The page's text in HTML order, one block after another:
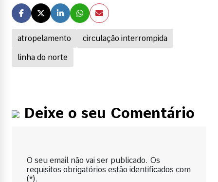
atropelamento circulação interrompida
linha do norte
Deixe o seu Comentário
O seu email não vai ser publicado. Os
requisitos obrigatórios estão identificados com
(*).